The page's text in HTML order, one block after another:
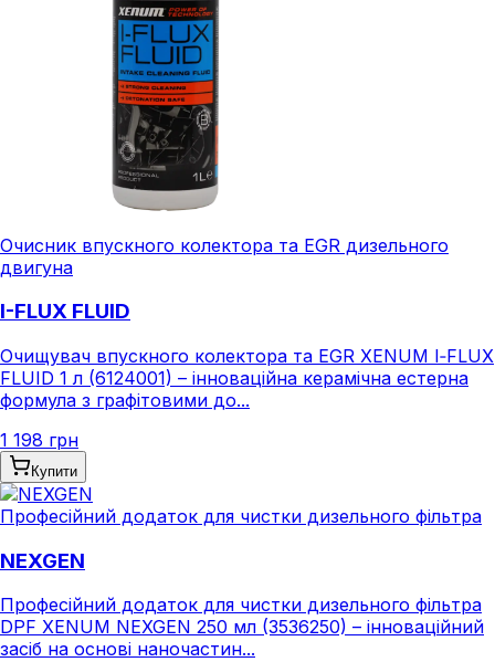
Очисник впускного колектора та EGR дизельного
двигуна
I-FLUX FLUID
Очищувач впускного колектора та EGR XENUM I‑FLUX
FLUID 1 л (6124001) – інноваційна керамічна естерна
формула з графітовими до...
1 198 грн
Купити
Професійний додаток для чистки дизельного фільтра
NEXGEN
Професійний додаток для чистки дизельного фільтра
DPF XENUM NEXGEN 250 мл (3536250) – інноваційний
засіб на основі наночастин...